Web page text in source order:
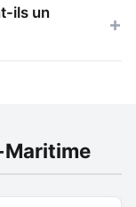
ils un
Maritime